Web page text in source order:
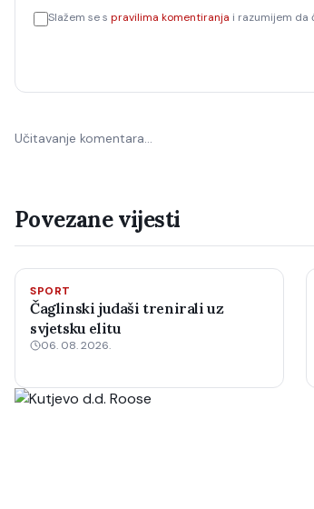
Slažem se s pravilima komentiranja i razumijem da
Učitavanje komentara…
Povezane vijesti
SPORT
Čaglinski judaši trenirali uz
svjetsku elitu
06. 08. 2026.